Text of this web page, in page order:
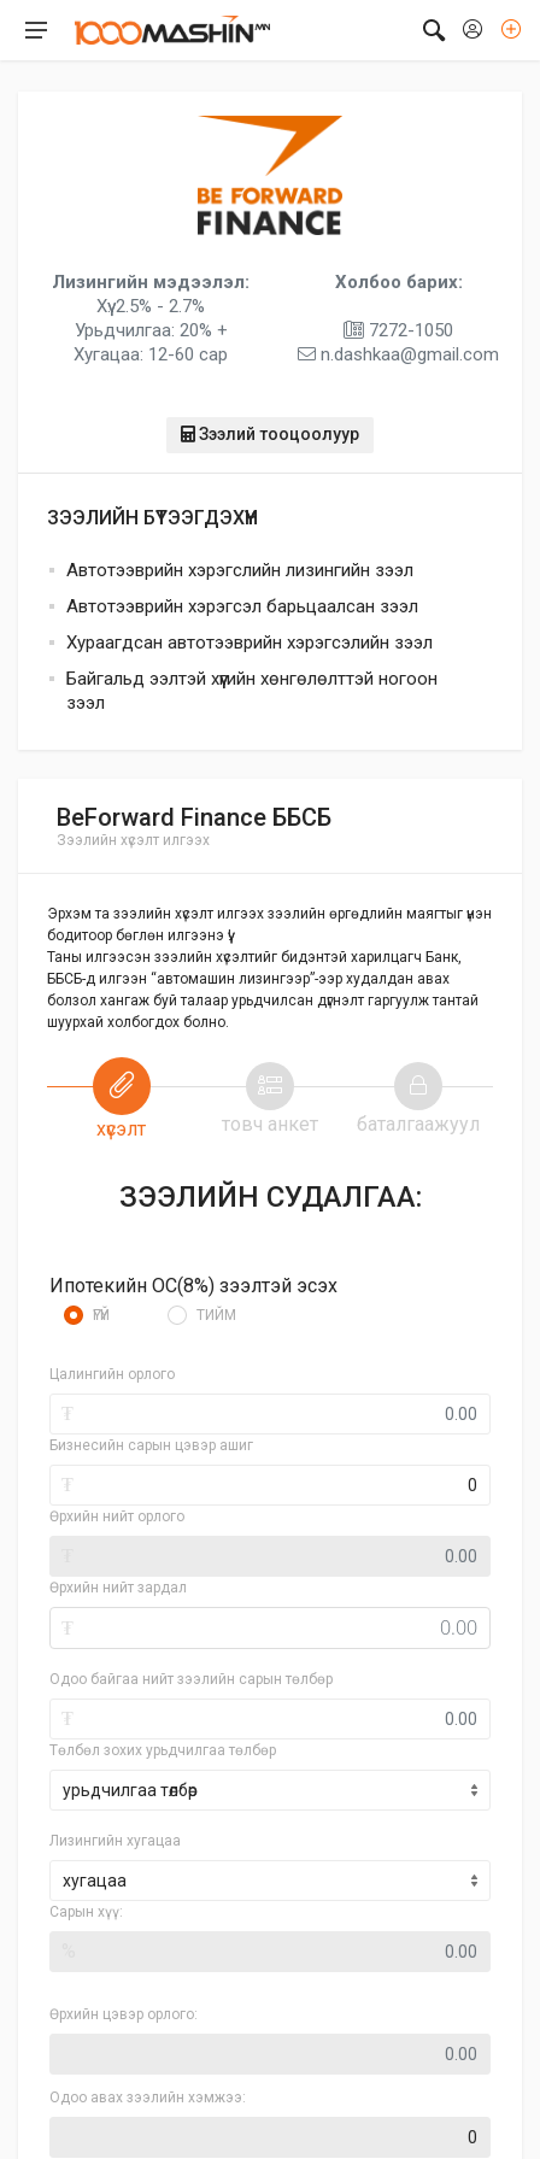
Лизингийн мэдээлэл:
Хүү: 2.5% - 2.7%
Урьдчилгаа: 20% +
Хугацаа: 12-60 сар
Холбоо барих:
7272-1050
n.dashkaa@gmail.com
Зээлий тооцоолуур
ЗЭЭЛИЙН БҮТЭЭГДЭХҮҮН
Автотээврийн хэрэгслийн лизингийн зээл
Автотээврийн хэрэгсэл барьцаалсан зээл
Хураагдсан автотээврийн хэрэгсэлийн зээл
Байгальд ээлтэй хүүгийн хөнгөлөлттэй ногоон
зээл
BeForward Finance ББСБ
Зээлийн хүсэлт илгээх
Эрхэм та зээлийн хүсэлт илгээх зээлийн өргөдлийн маягтыг үнэн
бодитоор бөглөн илгээнэ үү!
Таны илгээсэн зээлийн хүсэлтийг бидэнтэй харилцагч Банк,
ББСБ-д илгээн “автомашин лизингээр”-ээр худалдан авах
болзол хангаж буй талаар урьдчилсан дүгнэлт гаргуулж тантай
шуурхай холбогдох болно.
хүсэлт товч анкет баталгаажуул
ЗЭЭЛИЙН СУДАЛГАА:
Ипотекийн ОС(8%) зээлтэй эсэх
ҮГҮЙ ТИЙМ
Цалингийн орлого
₮
Бизнесийн сарын цэвэр ашиг
₮
Өрхийн нийт орлого
Өрхийн нийт зардал
₮
Одоо байгаа нийт зээлийн сарын төлбөр
₮
Төлбөл зохих урьдчилгаа төлбөр
Лизингийн хугацаа
хугацаа
Сарын хүү:
Өрхийн цэвэр орлого:
Одоо авах зээлийн хэмжээ: